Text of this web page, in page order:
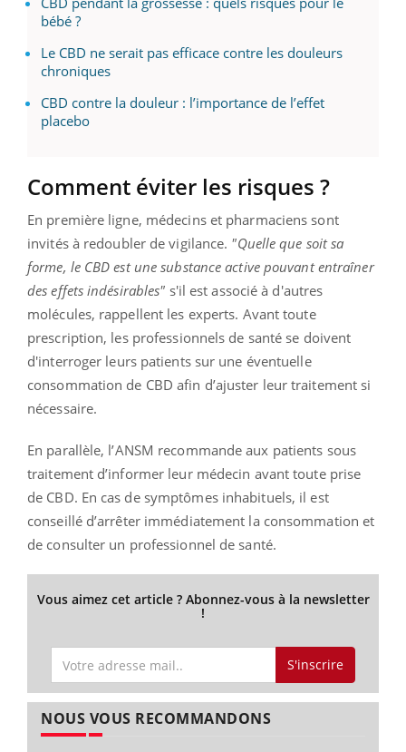
bébé ?
Le CBD ne serait pas efficace contre les douleurs
chroniques
CBD contre la douleur : l’importance de l’effet
placebo
Comment éviter les risques ?
En première ligne, médecins et pharmaciens sont
invités à redoubler de vigilance. "Quelle que soit sa
forme, le CBD est une substance active pouvant entraîner
des effets indésirables" s'il est associé à d'autres
molécules, rappellent les experts. Avant toute
prescription, les professionnels de santé se doivent
d'interroger leurs patients sur une éventuelle
consommation de CBD afin d’ajuster leur traitement si
nécessaire.
En parallèle, l’ANSM recommande aux patients sous
traitement d’informer leur médecin avant toute prise
de CBD. En cas de symptômes inhabituels, il est
conseillé d’arrêter immédiatement la consommation et
de consulter un professionnel de santé.
Vous aimez cet article ? Abonnez-vous à la newsletter
!
S'inscrire
NOUS VOUS RECOMMANDONS